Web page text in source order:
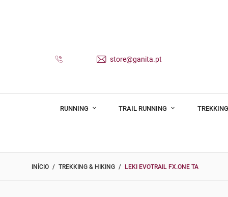
store@ganita.pt
RUNNING TRAIL RUNNING
INÍCIO TREKKING & HIKING LEKI EVOTRAIL FX.ONE TA